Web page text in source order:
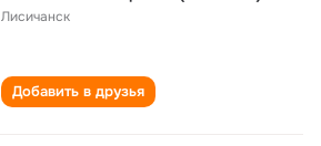
Лисичанск
Добавить в друзья